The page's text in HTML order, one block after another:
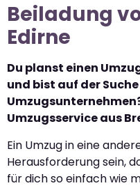
Beiladung
Edirne
Du planst einen
und bist auf der
Umzugsservice aus
Ein Umzug in eine
Herausforderung sein,
für dich so einfach wie